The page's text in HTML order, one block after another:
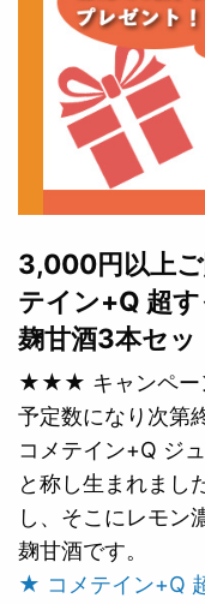
3,000円以上
テイン+Q 超
麹甘酒3本セッ
★★★ キャンペー
予定数になり次
コメテイン+Q ジ
と称し生まれまし
し、そこにレモン
麹甘酒です。
★ コメテイン+Q